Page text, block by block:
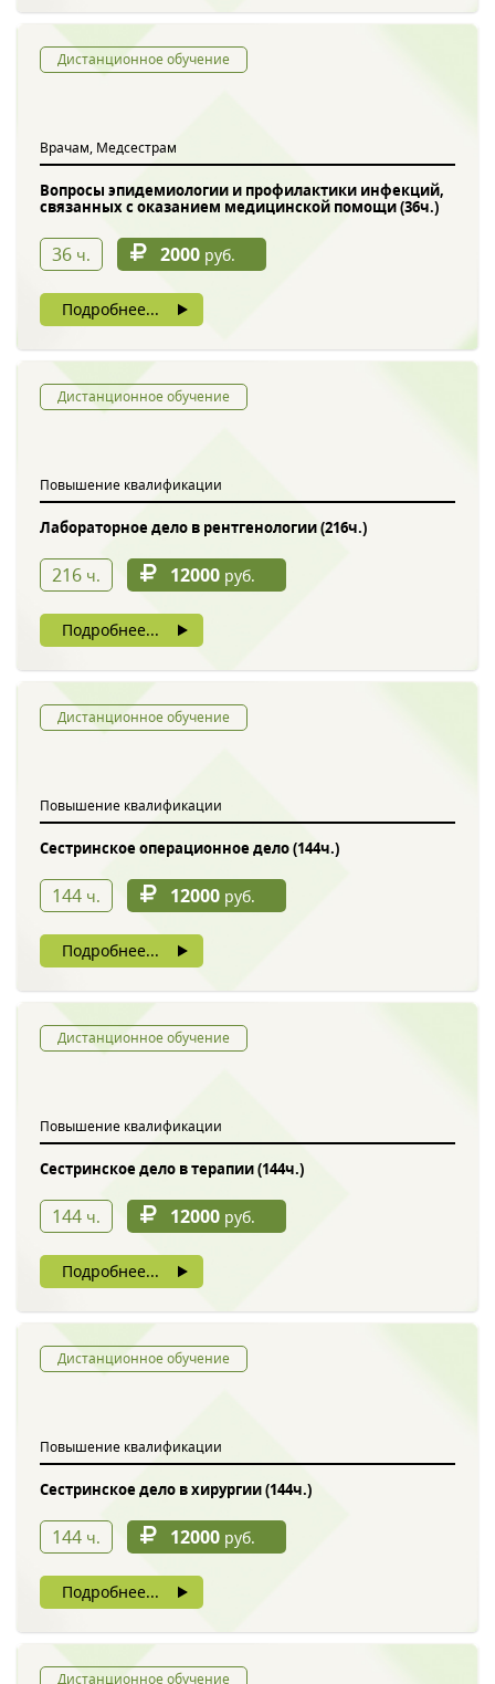
Дистанционное обучение
Врачам, Медсестрам
Вопросы эпидемиологии и профилактики инфекций,
связанных с оказанием медицинской помощи (36ч.)
36 ч. 2000 руб.
Подробнее...
Дистанционное обучение
Повышение квалификации
Лабораторное дело в рентгенологии (216ч.)
216 ч. 12000 руб.
Подробнее...
Дистанционное обучение
Повышение квалификации
Сестринское операционное дело (144ч.)
144 ч. 12000 руб.
Подробнее...
Дистанционное обучение
Повышение квалификации
Сестринское дело в терапии (144ч.)
144 ч. 12000 руб.
Подробнее...
Дистанционное обучение
Повышение квалификации
Сестринское дело в хирургии (144ч.)
144 ч. 12000 руб.
Подробнее...
Дистанционное обучение